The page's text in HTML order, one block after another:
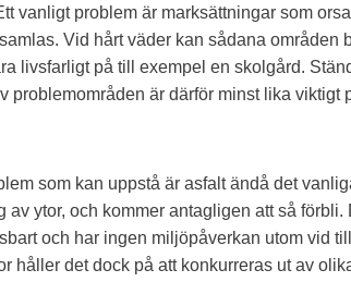
vanligt problem är marksättningar som
Vid hårt väder kan sådana områden
livsfarligt på till exempel en skolgård.
problemområden är därför minst lika viktigt
som kan uppstå är asfalt ändå det
av ytor, och kommer antagligen att så
och har ingen miljöpåverkan utom vid
håller det dock på att konkurreras ut av